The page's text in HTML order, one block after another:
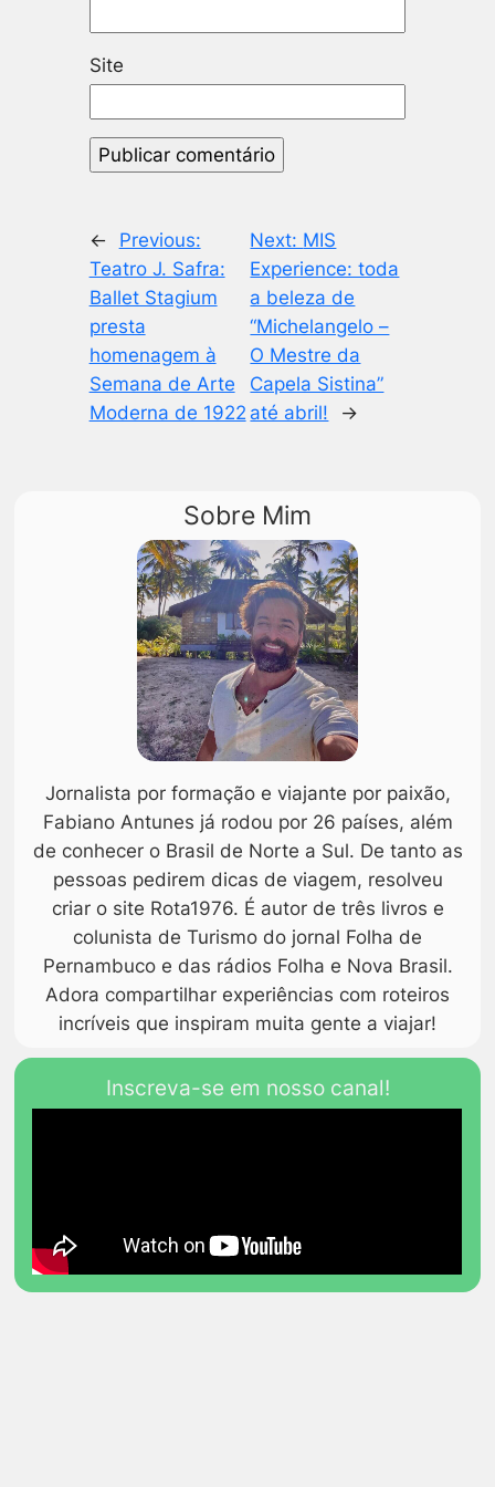
Site
←
Previous:
Teatro J. Safra:
Ballet Stagium
presta
homenagem à
Semana de Arte
Moderna de 1922
Next: MIS
Experience: toda
a beleza de
“Michelangelo –
O Mestre da
Capela Sistina”
até abril!
→
Sobre Mim
Jornalista por formação e viajante por paixão,
Fabiano Antunes já rodou por 26 países, além
de conhecer o Brasil de Norte a Sul. De tanto as
pessoas pedirem dicas de viagem, resolveu
criar o site Rota1976. É autor de três livros e
colunista de Turismo do jornal Folha de
Pernambuco e das rádios Folha e Nova Brasil.
Adora compartilhar experiências com roteiros
incríveis que inspiram muita gente a viajar!
Inscreva-se em nosso canal!